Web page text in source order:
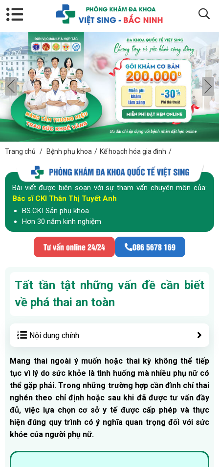
Trang chủ / Bệnh phụ khoa / Kế hoạch hóa gia đình /
Bài viết được biên soạn với sự tham vấn chuyên môn của:
Bác sĩ CKI Thân Thị Tuyết Anh
BS.CKI Sản phụ khoa
Hơn 30 năm kinh nghiệm
Tư vấn online 24/24 086 5678 169
Tất tần tật những vấn đề cần biết
về phá thai an toàn
Nội dung chính
Mang thai ngoài ý muốn hoặc thai kỳ không thể tiếp
tục vì lý do sức khỏe là tình huống mà nhiều phụ nữ có
thể gặp phải. Trong những trường hợp cần đình chỉ thai
nghén theo chỉ định hoặc sau khi đã được tư vấn đầy
đủ, việc lựa chọn cơ sở y tế được cấp phép và thực
hiện đúng quy trình có ý nghĩa quan trọng đối với sức
khỏe của người phụ nữ.